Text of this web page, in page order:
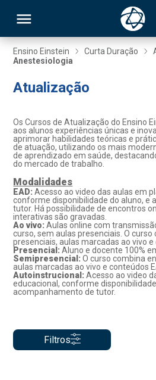
Ensino Einstein Curta Duração
Anestesiologia
Atualização
Os Cursos de Atualização do Ensino
aos alunos experiências únicas e
aprimorar habilidades teóricas e
de atuação, utilizando os mais
de aprendizado em saúde,
do mercado de trabalho.
Modalidades
EAD:Acesso ao video das aulas em
conforme disponibilidade do aluno, e
tutor. Há possibilidade de encontros
interativas são gravadas.
Ao vivo: Aulas online com
curso, sem aulas presenciais. O
presenciais, aulas marcadas ao vivo e
Presencial:Aluno e docente 100%
Semipresencial:O curso combina
aulas marcadas ao vivo e conteúdos
Autoinstrucional:Acesso ao video
educacional, conforme
acompanhamento de tutor.
Filtros